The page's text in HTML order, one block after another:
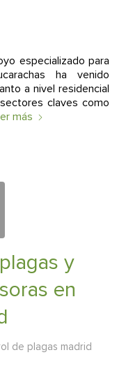
especializado para
ha venido
a nivel residencial
claves como
más
y
en
de plagas madrid